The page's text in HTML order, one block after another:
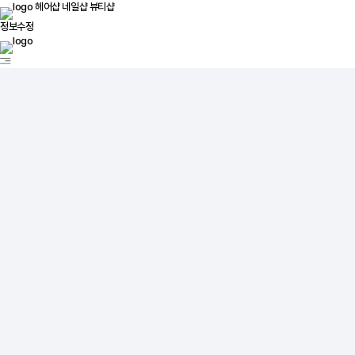
헤어샵 네일샵뷰티샵
정보수정